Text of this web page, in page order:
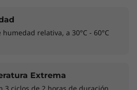
humedad relativa, a 30°C - 60°C
Extrema